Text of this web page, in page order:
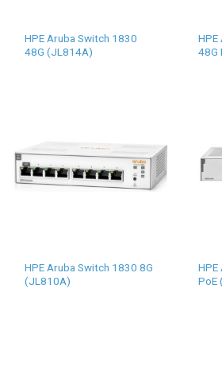
HPE Aruba Switch 1830
48G (JL814A)
HPE
48G
HPE Aruba Switch 1830 8G
(JL810A)
HPE
PoE